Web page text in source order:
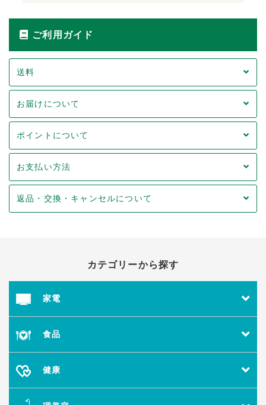
ご利用ガイド
送料
お届けについて
ポイントについて
お支払い方法
返品・交換・キャンセルについて
カテゴリーから探す
家電
食品
健康